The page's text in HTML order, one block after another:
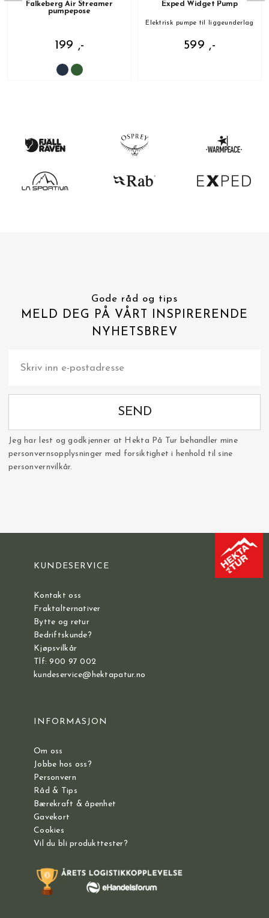
Falkeberg Air Streamer
pumpepose
199 ,-
Exped Widget Pump
Elektrisk pumpe til liggeunderlag
599 ,-
Gode råd og tips
MELD DEG PÅ VÅRT INSPIRERENDE
NYHETSBREV
SEND
Jeg har lest og godkjenner at Hekta På Tur behandler mine
personvernsopplysninger med forsiktighet i henhold til sine
personvernvilkår.
KUNDESERVICE
Kontakt oss
Fraktalternativer
Bytte og retur
Bedriftskunde?
Kjøpsvilkår
Tlf: 900 97 002
kundeservice@hektapatur.no
INFORMASJON
Om oss
Jobbe hos oss?
Personvern
Råd & Tips
Bærekraft & åpenhet
Gavekort
Cookies
Vil du bli produkttester?